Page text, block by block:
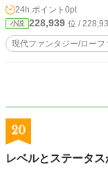
が織り
24h.ポイント 0pt
小説 228,939 位 /
現代ファンタジー/ローフ
20
レベルとステータ